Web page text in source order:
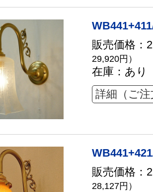
販売価格：
29,920円）
在庫：あり
詳細（ご
販売価格：
28,127円）